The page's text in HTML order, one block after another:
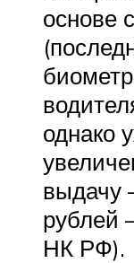
основе
однако
выдачу
рублей
НК РФ).